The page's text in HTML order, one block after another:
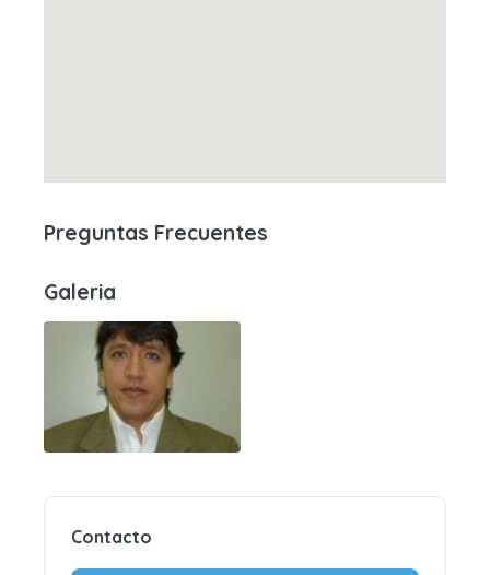
Preguntas Frecuentes
Galeria
Contacto